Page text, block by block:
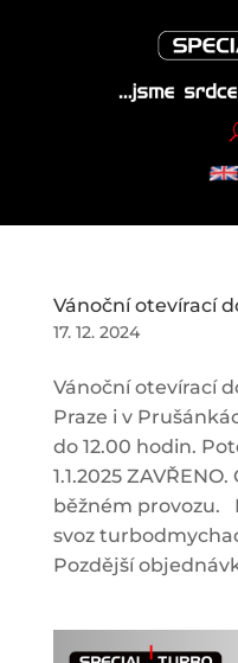
Vánoční otevírací
17. 12. 2024
Vánoční otevírací
Praze i v
do 12.00 hodin.
1.1.2025
běžném provozu.
svoz
Pozdější